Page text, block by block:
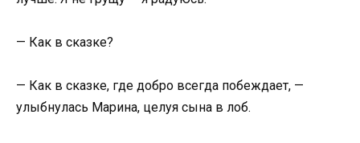
— Как в сказке?
— Как в сказке, где добро всегда побеждает, —
улыбнулась Марина, целуя сына в лоб.